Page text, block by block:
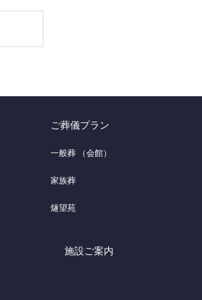
ご葬儀プラン
一般葬 （会館）
家族葬
燧望苑
施設ご案内